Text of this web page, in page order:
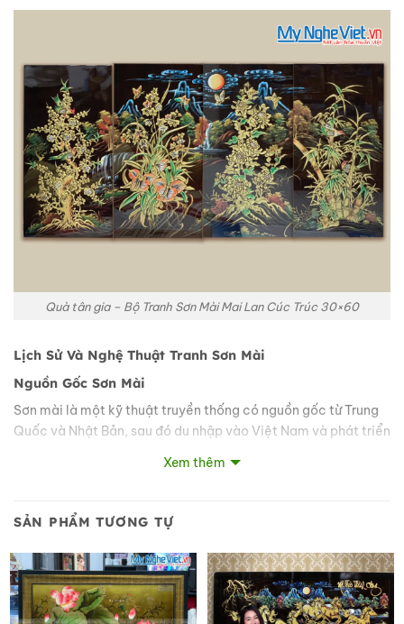
Quà tân gia – Bộ Tranh Sơn Mài Mai Lan Cúc Trúc 30×60
Lịch Sử Và Nghệ Thuật Tranh Sơn Mài
Nguồn Gốc Sơn Mài
Sơn mài là một kỹ thuật truyền thống có nguồn gốc từ Trung
Quốc và Nhật Bản, sau đó du nhập vào Việt Nam và phát triển
đến với sự kết hợp hoàn hảo giữa kỹ thuật truyền thống và
điển, vừa độc đáo và mới lạ. Qua hàng trăm năm bảo tồn và
phát triển, ngày nay nghệ thuật sơn mài vẫn luôn là một nét
văn hóa độc đáo của người Việt.
Quy Trình Sản Xuất Tranh Sơn Mài
Quy trình làm tranh sơn mài rất công phu và đòi hỏi sự tỉ mỉ từ
Xem thêm
SẢN PHẨM TƯƠNG TỰ